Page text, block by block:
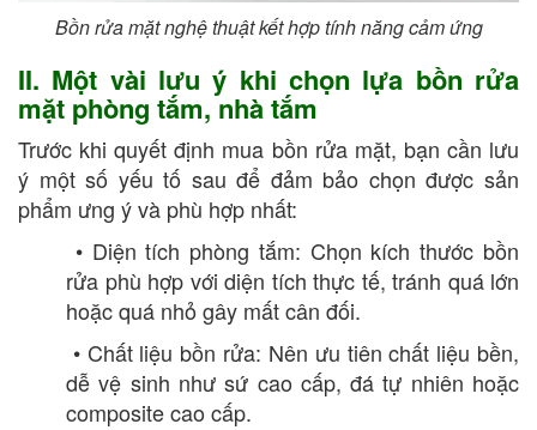
Bồn rửa mặt nghệ thuật kết hợp tính năng cảm ứng
II. Một vài lưu ý khi chọn lựa bồn rửa
mặt phòng tắm, nhà tắm
Trước khi quyết định mua bồn rửa mặt, bạn cần lưu
ý một số yếu tố sau để đảm bảo chọn được sản
phẩm ưng ý và phù hợp nhất:
• Diện tích phòng tắm: Chọn kích thước bồn
rửa phù hợp với diện tích thực tế, tránh quá lớn
hoặc quá nhỏ gây mất cân đối.
• Chất liệu bồn rửa: Nên ưu tiên chất liệu bền,
dễ vệ sinh như sứ cao cấp, đá tự nhiên hoặc
composite cao cấp.